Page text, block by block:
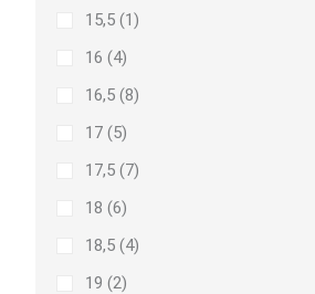
15,5 (1)
16 (4)
16,5 (8)
17 (5)
17,5 (7)
18 (6)
18,5 (4)
19 (2)